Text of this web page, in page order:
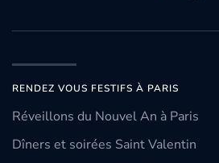
RENDEZ VOUS FESTIFS À PARIS
Réveillons du Nouvel An à Paris
Dîners et soirées Saint Valentin